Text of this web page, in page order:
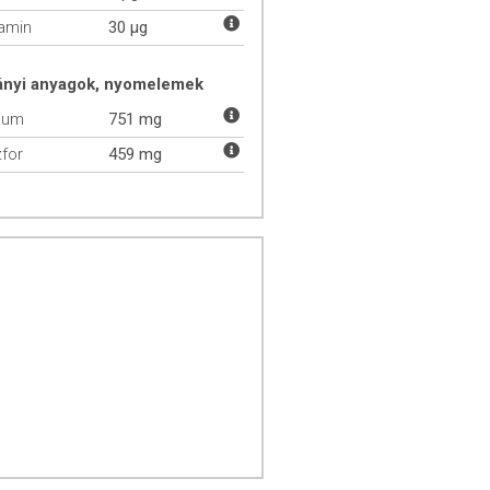
30 µg
anyagok, nyomelemek
751 mg
459 mg